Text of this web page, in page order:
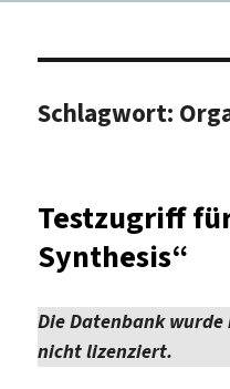
Schlagwort:
Testzugriff
Synthesis“
Die Datenbank
nicht lizenziert.